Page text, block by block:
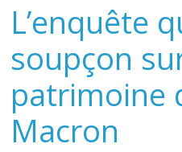
L’enquête
soupçon
patrimoine
Macron